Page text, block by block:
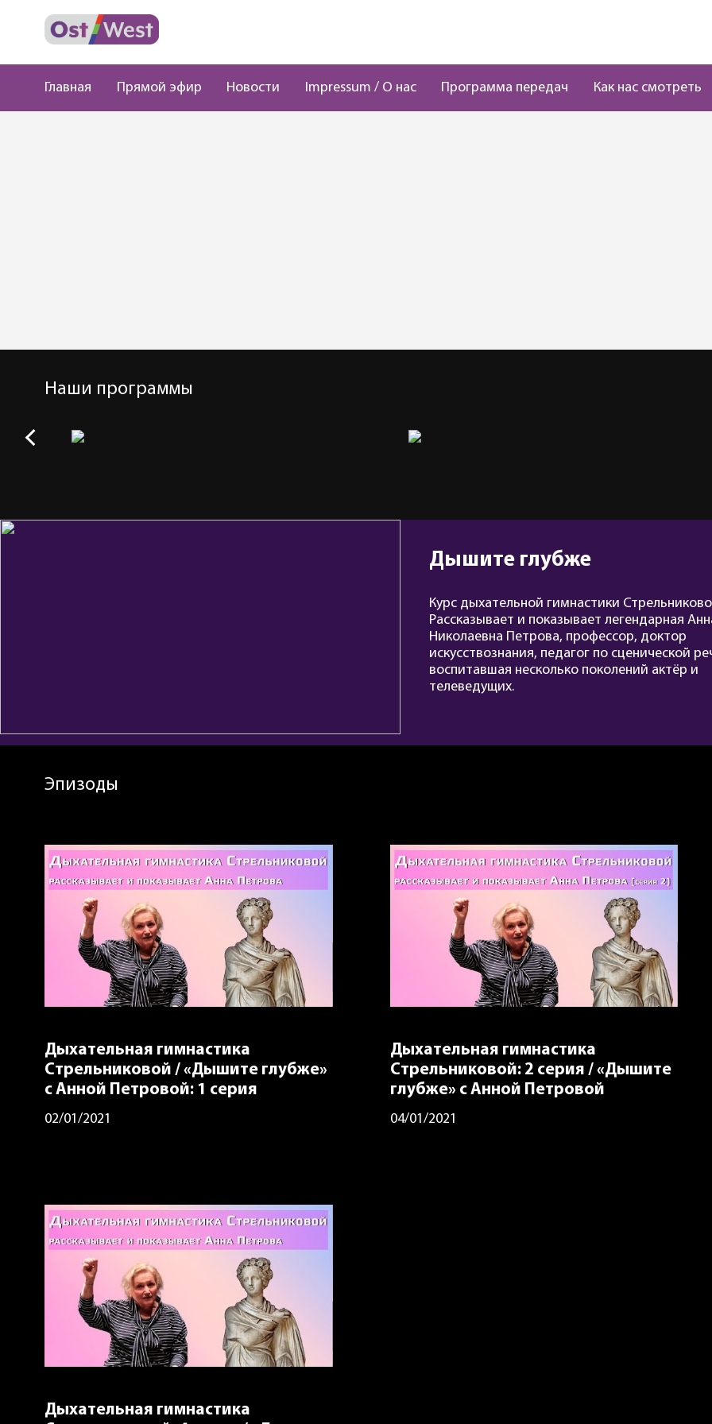
Главная Прямой эфир Новости Impressum / О нас Программа передач Как нас смотреть
Наши программы
Дышите глубже
Курс дыхательной гимнастики
Рассказывает и показывает легендарная
Николаевна Петрова, профессор, доктор
искусствознания, педагог по сценической
воспитавшая несколько поколений актёр и
телеведущих.
Эпизоды
Дыхательная гимнастика
Стрельниковой / «Дышите глубже»
с Анной Петровой: 1 серия
02/01/2021
Дыхательная гимнастика
Стрельниковой: 2 серия / «Дышите
глубже» с Анной Петровой
04/01/2021
Дыхательная гимнастика